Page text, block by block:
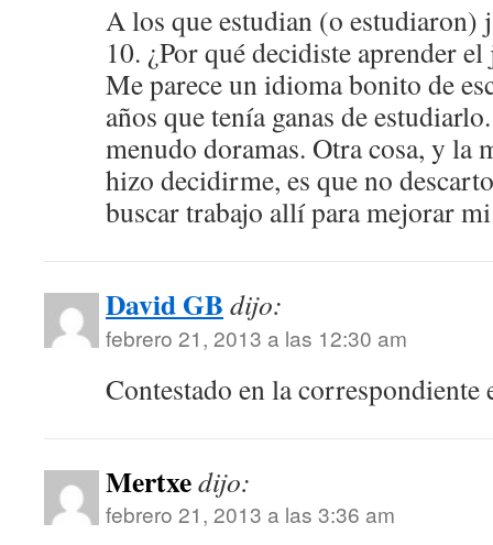
A los que estudian (o estudiaron)
10. ¿Por qué decidiste aprender el
Me parece un idioma bonito de
años que tenía ganas de
menudo doramas. Otra cosa, y la
hizo decidirme, es que no
buscar trabajo allí para mejorar
David GB dijo:
febrero 21, 2013 a las 12:30 am
Contestado en la correspondiente
Mertxedijo:
febrero 21, 2013 a las 3:36 am